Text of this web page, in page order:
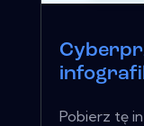
Pobierz tę